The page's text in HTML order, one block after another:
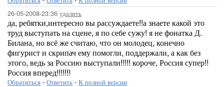
26-05-2008-23:36 удалить
да, ребятки,интересно вы рассуждаете!!а знаете какой это
труд выступать на сцене, я по себе сужу! я не фонатка Д.
Билана, но всё же считаю, что он молодец, конечно
фигурист и скрипач ему помогли, поддержали, а как без
этого, ведь за Россию выступали!!!!! короче, Россия супер!!
Россия вперед!!!!!!!
Обратиться - Ответить - К полной версии